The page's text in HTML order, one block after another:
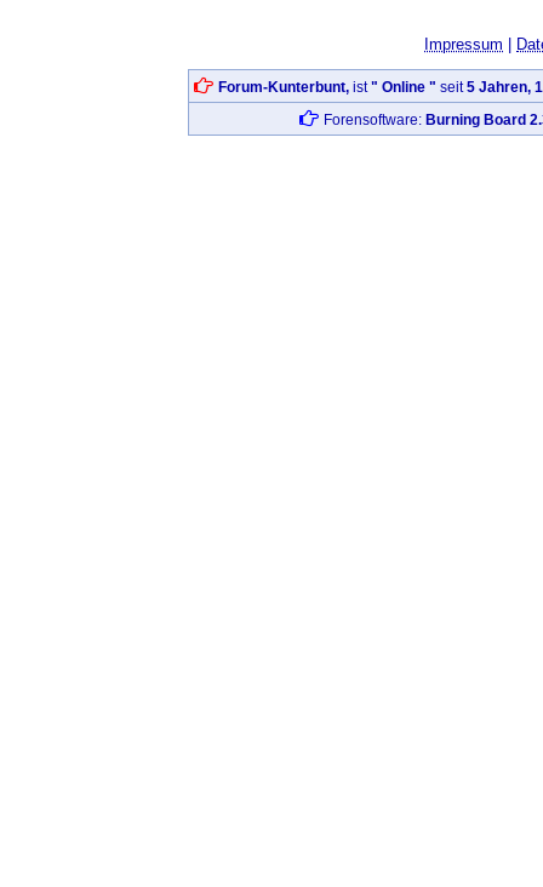
Impressum
Forum-Kunterbunt,ist" Online " seit5 Jahren,
Forensoftware: Burning Board